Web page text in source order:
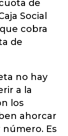
de
Social
cobra
de
no hay
a la
los
ahorcar
Es